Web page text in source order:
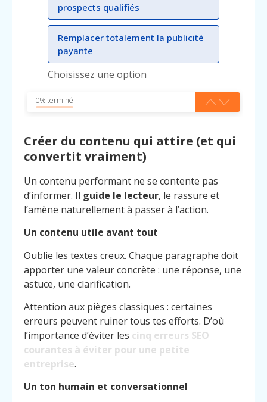
prospects qualifiés
Remplacer totalement la publicité
payante
Choisissez une option
0% terminé
Créer du contenu qui attire (et qui
convertit vraiment)
Un contenu performant ne se contente pas
d’informer. Il guide le lecteur, le rassure et
l’amène naturellement à passer à l’action.
Un contenu utile avant tout
Oublie les textes creux. Chaque paragraphe doit
apporter une valeur concrète : une réponse, une
astuce, une clarification.
Attention aux pièges classiques : certaines
erreurs peuvent ruiner tous tes efforts. D’où
l’importance d’éviter les cinq erreurs SEO
courantes à éviter pour une petite
entreprise.
Un ton humain et conversationnel